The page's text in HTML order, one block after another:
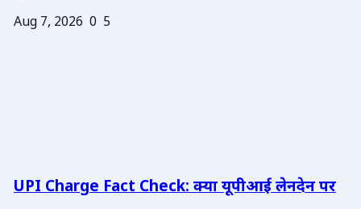
Aug 7, 2026 0 5
UPI Charge Fact Check: क्या यूपीआई लेनदेन पर